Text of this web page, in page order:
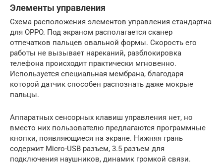
Элементы управления
Схема расположения элементов управления стандартна
для OPPO. Под экраном располагается сканер
отпечатков пальцев овальной формы. Скорость его
работы не вызывает нареканий, разблокировка
телефона происходит практически мгновенно.
Используется специальная мембрана, благодаря
которой датчик способен распознать даже мокрые
пальцы.
Аппаратных сенсорных клавиш управления нет, но
вместо них пользователю предлагаются программные
кнопки, появляющиеся на экране. Нижняя грань
содержит Micro-USB разъем, 3.5 разъем для
подключения наушников, динамик громкой связи.